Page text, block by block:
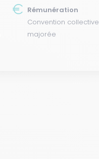
Rémunération
Convention collective
majorée